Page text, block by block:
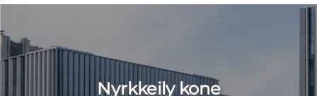
Nyrkkeily kone